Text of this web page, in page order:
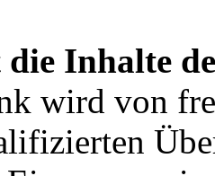
Inhalte
wird von